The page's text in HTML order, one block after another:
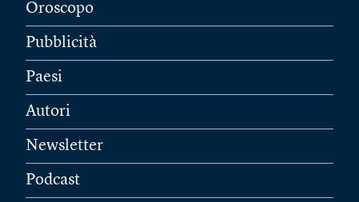
Oroscopo
Pubblicità
Paesi
Autori
Newsletter
Podcast